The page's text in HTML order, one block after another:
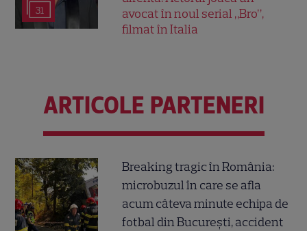
31
avocat în noul serial „Bro”,
filmat în Italia
ARTICOLE PARTENERI
Breaking tragic în România:
microbuzul în care se afla
acum câteva minute echipa de
fotbal din București, accident